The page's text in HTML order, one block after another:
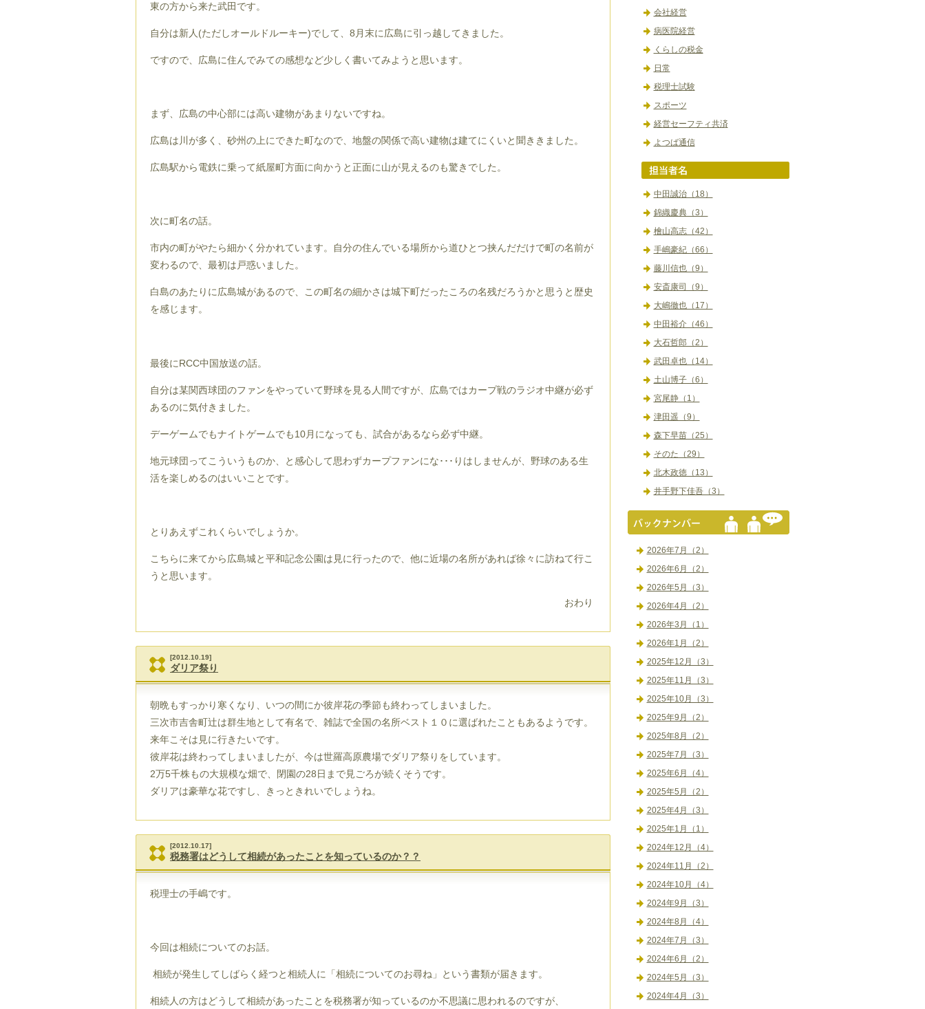
東の方から来た武田です。
自分は新人(ただしオールドルーキー)でして、8月末に広島に引っ越してきました。
ですので、広島に住んでみての感想など少しく書いてみようと思います。
まず、広島の中心部には高い建物があまりないですね。
広島は川が多く、砂州の上にできた町なので、地盤の関係で高い建物は建てにくいと聞ききました。
広島駅から電鉄に乗って紙屋町方面に向かうと正面に山が見えるのも驚きでした。
次に町名の話。
市内の町がやたら細かく分かれています。自分の住んでいる場所から道ひとつ挟んだだけで町の名前が
変わるので、最初は戸惑いました。
白島のあたりに広島城があるので、この町名の細かさは城下町だったころの名残だろうかと思うと歴史
を感じます。
最後にRCC中国放送の話。
自分は某関西球団のファンをやっていて野球を見る人間ですが、広島ではカープ戦のラジオ中継が必ず
あるのに気付きました。
デーゲームでもナイトゲームでも10月になっても、試合があるなら必ず中継。
地元球団ってこういうものか、と感心して思わずカープファンにな･･･りはしませんが、野球のある生
活を楽しめるのはいいことです。
とりあえずこれくらいでしょうか。
こちらに来てから広島城と平和記念公園は見に行ったので、他に近場の名所があれば徐々に訪ねて行こ
うと思います。
おわり
[2012.10.19]
ダリア祭り
朝晩もすっかり寒くなり、いつの間にか彼岸花の季節も終わってしまいました。
三次市吉舎町辻は群生地として有名で、雑誌で全国の名所ベスト１０に選ばれたこともあるようです。
来年こそは見に行きたいです。
彼岸花は終わってしまいましたが、今は世羅高原農場でダリア祭りをしています。
2万5千株もの大規模な畑で、閉園の28日まで見ごろが続くそうです。
ダリアは豪華な花ですし、きっときれいでしょうね。
[2012.10.17]
税務署はどうして相続があったことを知っているのか？？
税理士の手嶋です。
今回は相続についてのお話。
相続が発生してしばらく経つと相続人に「相続についてのお尋ね」という書類が届きます。
相続人の方はどうして相続があったことを税務署が知っているのか不思議に思われるのですが、
会社経営
病医院経営
くらしの税金
日常
税理士試験
スポーツ
経営セーフティ共済
よつば通信
中田誠治（18）
錦織慶典（3）
檜山高志（42）
手嶋豪紀（66）
藤川信也（9）
安斎康司（9）
大嶋徹也（17）
中田裕介（46）
大石哲郎（2）
武田卓也（14）
土山博子（6）
宮尾静（1）
津田遥（9）
森下早苗（25）
そのた（29）
北木政徳（13）
井手野下佳吾（3）
2026年7月（2）
2026年6月（2）
2026年5月（3）
2026年4月（2）
2026年3月（1）
2026年1月（2）
2025年12月（3）
2025年11月（3）
2025年10月（3）
2025年9月（2）
2025年8月（2）
2025年7月（3）
2025年6月（4）
2025年5月（2）
2025年4月（3）
2025年1月（1）
2024年12月（4）
2024年11月（2）
2024年10月（4）
2024年9月（3）
2024年8月（4）
2024年7月（3）
2024年6月（2）
2024年5月（3）
2024年4月（3）